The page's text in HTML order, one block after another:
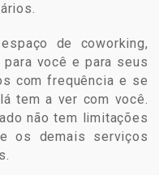
de coworking,
você e para seus
com frequência e se
tem a ver com você.
não tem limitações
os demais serviços